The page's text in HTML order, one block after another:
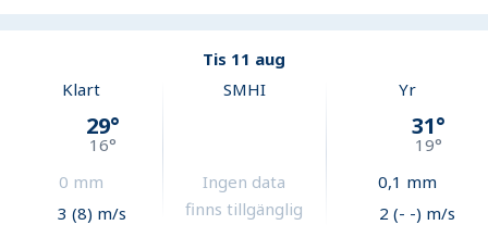
Tis 11 aug
Klart
29°
16°
0 mm
3 (8) m/s
SMHI
Ingen data
finns tillgänglig
Yr
31°
19°
0,1 mm
2 (- -) m/s